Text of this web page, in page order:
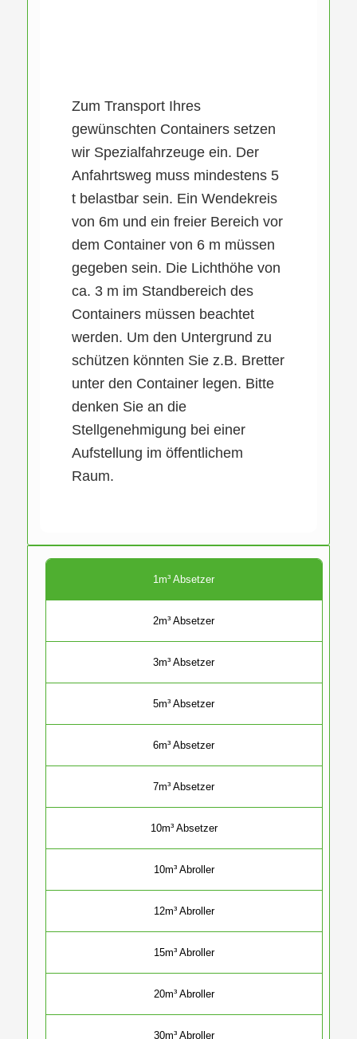
Zum Transport Ihres
gewünschten Containers setzen
wir Spezialfahrzeuge ein. Der
Anfahrtsweg muss mindestens 5
t belastbar sein. Ein Wendekreis
von 6m und ein freier Bereich vor
dem Container von 6 m müssen
gegeben sein. Die Lichthöhe von
ca. 3 m im Standbereich des
Containers müssen beachtet
werden. Um den Untergrund zu
schützen könnten Sie z.B. Bretter
unter den Container legen. Bitte
denken Sie an die
Stellgenehmigung bei einer
Aufstellung im öffentlichem
Raum.
1m³ Absetzer
2m³ Absetzer
3m³ Absetzer
5m³ Absetzer
6m³ Absetzer
7m³ Absetzer
10m³ Absetzer
10m³ Abroller
12m³ Abroller
15m³ Abroller
20m³ Abroller
30m³ Abroller